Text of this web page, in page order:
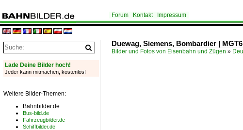
Forum Kontakt Impressum
Duewag, Siemens, Bombardier |
Bilder und Fotos von Eisenbahn und Zügen »
Lade Deine Bilder hoch!
Jeder kann mitmachen, kostenlos!
Weitere Bilder-Themen:
Bahnbilder.de
Bus-bild.de
Fahrzeugbilder.de
Schiffbilder.de